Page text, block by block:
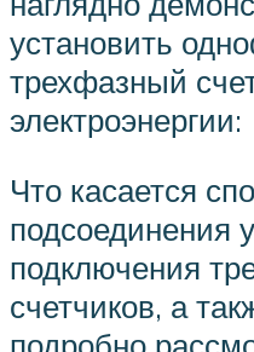
установить
трехфазный
электроэнергии:
Что касается
подсоединения
подключения
счетчиков, а
подробно